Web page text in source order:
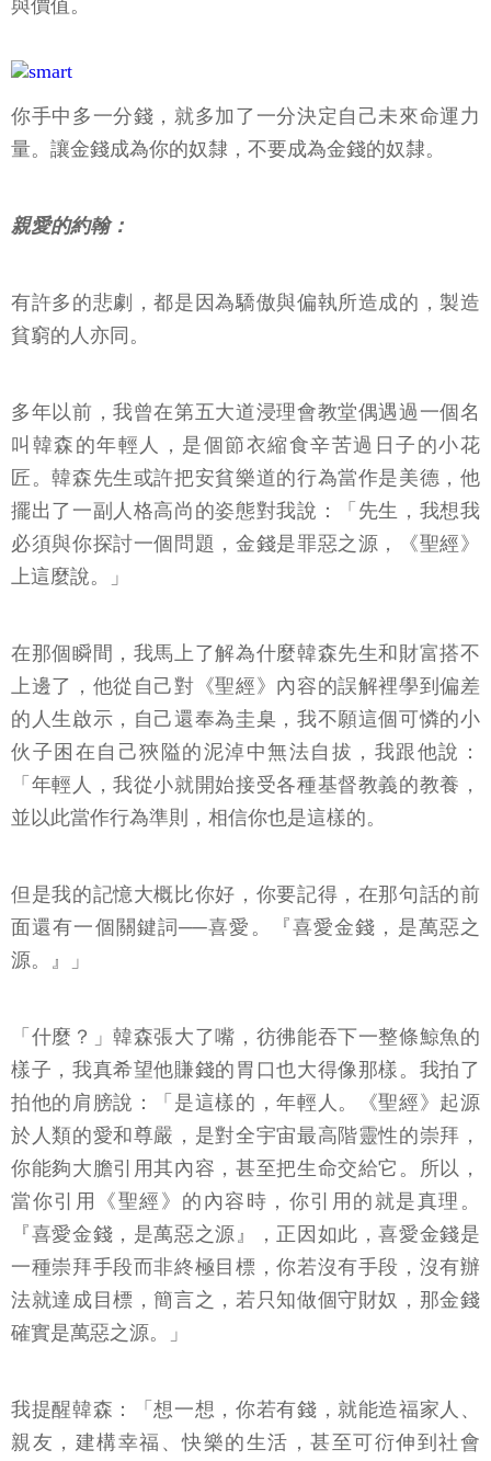
與價值。
你手中多一分錢，就多加了一分決定自己未來命運力
量。讓金錢成為你的奴隸，不要成為金錢的奴隸。
親愛的約翰：
有許多的悲劇，都是因為驕傲與偏執所造成的，製造
貧窮的人亦同。
多年以前，我曾在第五大道浸理會教堂偶遇過一個名
叫韓森的年輕人，是個節衣縮食辛苦過日子的小花
匠。韓森先生或許把安貧樂道的行為當作是美德，他
擺出了一副人格高尚的姿態對我說：「先生，我想我
必須與你探討一個問題，金錢是罪惡之源，《聖經》
上這麼說。」
在那個瞬間，我馬上了解為什麼韓森先生和財富搭不
上邊了，他從自己對《聖經》內容的誤解裡學到偏差
的人生啟示，自己還奉為圭臬，我不願這個可憐的小
伙子困在自己狹隘的泥淖中無法自拔，我跟他說：
「年輕人，我從小就開始接受各種基督教義的教養，
並以此當作行為準則，相信你也是這樣的。
但是我的記憶大概比你好，你要記得，在那句話的前
面還有一個關鍵詞──喜愛。『喜愛金錢，是萬惡之
源。』」
「什麼？」韓森張大了嘴，彷彿能吞下一整條鯨魚的
樣子，我真希望他賺錢的胃口也大得像那樣。我拍了
拍他的肩膀說：「是這樣的，年輕人。《聖經》起源
於人類的愛和尊嚴，是對全宇宙最高階靈性的崇拜，
你能夠大膽引用其內容，甚至把生命交給它。所以，
當你引用《聖經》的內容時，你引用的就是真理。
『喜愛金錢，是萬惡之源』，正因如此，喜愛金錢是
一種崇拜手段而非終極目標，你若沒有手段，沒有辦
法就達成目標，簡言之，若只知做個守財奴，那金錢
確實是萬惡之源。」
我提醒韓森：「想一想，你若有錢，就能造福家人、
親友，建構幸福、快樂的生活，甚至可衍伸到社會